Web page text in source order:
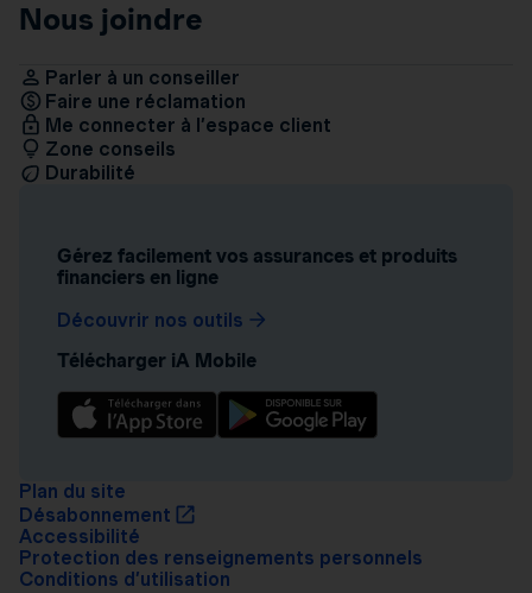
Nous joindre
Parler à un conseiller
Faire une réclamation
Me connecter à l’espace client
Zone conseils
Durabilité
Gérez facilement vos assurances et produits
financiers en ligne
Découvrir nos outils
Télécharger iA Mobile
Plan du site
Désabonnement
Accessibilité
Protection des renseignements personnels
Conditions d’utilisation